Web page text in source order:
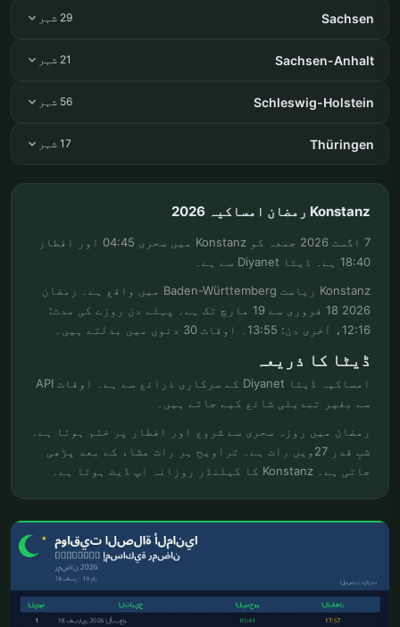
Sachsen 29 شہر
Sachsen-Anhalt 21 شہر
Schleswig-Holstein 56 شہر
Thüringen 17 شہر
Konstanz رمضان امساکیہ 2026
7 اگست 2026 جمعہ کو Konstanz میں سحری 04:45 اور افطار
18:40 ہے۔ ڈیٹا Diyanet سے ہے۔
Konstanz ریاست Baden-Württemberg میں واقع ہے۔ رمضان
2026 18 فروری سے 19 مارچ تک ہے۔ پہلے دن روزے کی مدت:
12:16، آخری دن: 13:55۔ اوقات 30 دنوں میں بدلتے ہیں۔
ڈیٹا کا ذریعہ
امساکیہ ڈیٹا Diyanet کے سرکاری ذرائع سے ہے۔ اوقات API
سے بغیر تبدیلی شائع کیے جاتے ہیں۔
رمضان میں روزہ سحری سے شروع اور افطار پر ختم ہوتا ہے۔
شبِ قدر 27ویں رات ہے۔ تراویح ہر رات عشاء کے بعد پڑھی
جاتی ہے۔ Konstanz کا کیلنڈر روزانہ اپ ڈیٹ ہوتا ہے۔